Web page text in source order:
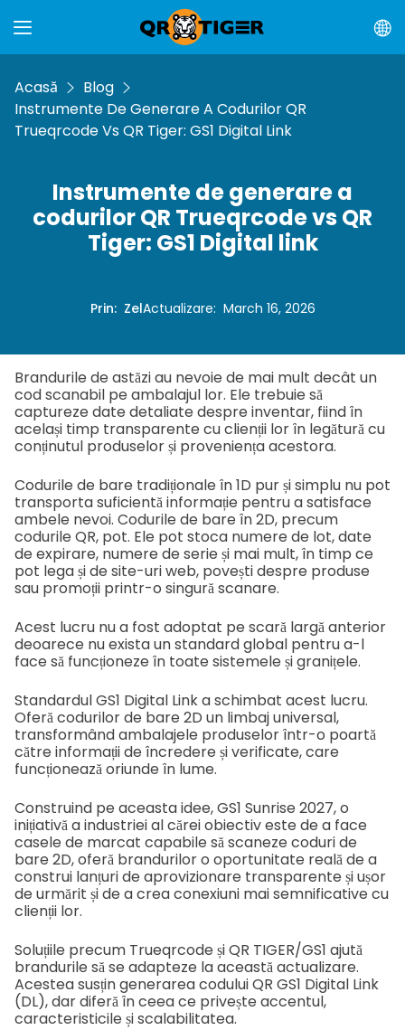
Acasă
Blog
Instrumente De Generare A Codurilor QR
Trueqrcode Vs QR Tiger: GS1 Digital Link
Instrumente de generare a
codurilor QR Trueqrcode vs QR
Tiger: GS1 Digital link
Prin: ZelActualizare: March 16, 2026
Brandurile de astăzi au nevoie de mai mult decât un
cod scanabil pe ambalajul lor. Ele trebuie să
captureze date detaliate despre inventar, fiind în
același timp transparente cu clienții lor în legătură cu
conținutul produselor și proveniența acestora.
Codurile de bare tradiționale în 1D pur și simplu nu pot
transporta suficientă informație pentru a satisface
ambele nevoi. Codurile de bare în 2D, precum
codurile QR, pot. Ele pot stoca numere de lot, date
de expirare, numere de serie și mai mult, în timp ce
pot lega și de site-uri web, povești despre produse
sau promoții printr-o singură scanare.
Acest lucru nu a fost adoptat pe scară largă anterior
deoarece nu exista un standard global pentru a-l
face să funcționeze în toate sistemele și granițele.
Standardul GS1 Digital Link a schimbat acest lucru.
Oferă codurilor de bare 2D un limbaj universal,
transformând ambalajele produselor într-o poartă
către informații de încredere și verificate, care
funcționează oriunde în lume.
Construind pe aceasta idee, GS1 Sunrise 2027, o
inițiativă a industriei al cărei obiectiv este de a face
casele de marcat capabile să scaneze coduri de
bare 2D, oferă brandurilor o oportunitate reală de a
construi lanțuri de aprovizionare transparente și ușor
de urmărit și de a crea conexiuni mai semnificative cu
clienții lor.
Soluțiile precum Trueqrcode și QR TIGER/GS1 ajută
brandurile să se adapteze la această actualizare.
Acestea susțin generarea codului QR GS1 Digital Link
(DL), dar diferă în ceea ce privește accentul,
caracteristicile și scalabilitatea.